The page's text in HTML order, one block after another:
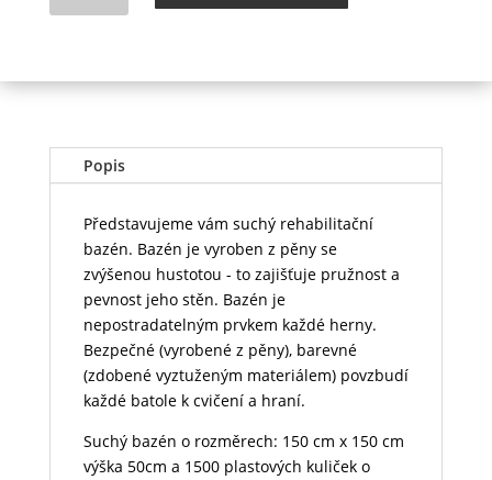
množství
Popis
Představujeme vám suchý rehabilitační
bazén. Bazén je vyroben z pěny se
zvýšenou hustotou - to zajišťuje pružnost a
pevnost jeho stěn. Bazén je
nepostradatelným prvkem každé herny.
Bezpečné (vyrobené z pěny), barevné
(zdobené vyztuženým materiálem) povzbudí
každé batole k cvičení a hraní.
Suchý bazén o rozměrech: 150 cm x 150 cm
výška 50cm a 1500 plastových kuliček o